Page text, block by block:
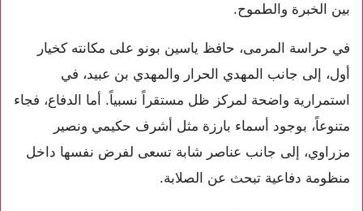
بين الخبرة والطموح.
في حراسة المرمى، حافظ ياسين بونو على مكانته كخيار
أول، إلى جانب المهدي الحرار والمهدي بن عبيد، في
استمرارية واضحة لمركز ظل مستقراً نسبياً. أما الدفاع، فجاء
متنوعاً، بوجود أسماء بارزة مثل أشرف حكيمي ونصير
مزراوي، إلى جانب عناصر شابة تسعى لفرض نفسها داخل
منظومة دفاعية تبحث عن الصلابة.